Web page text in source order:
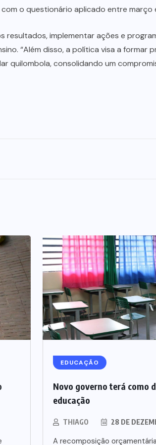
o questionário aplicado entre março
implementar ações e
“Além disso, a política visa a formar
quilombola, consolidando um
EDUCAÇÃO
Novo governo terá como
educação
THIAGO 28 DE
A recomposição